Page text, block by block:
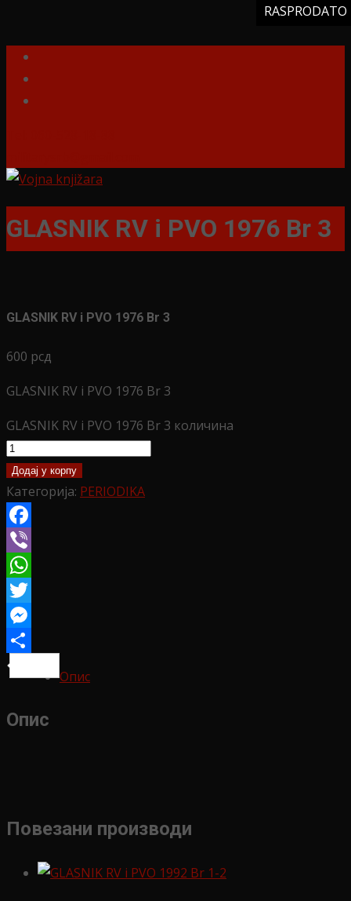
GLASNIK RV i PVO 1976 Br 3
GLASNIK RV i PVO 1976 Br 3
600 рсд
GLASNIK RV i PVO 1976 Br 3
GLASNIK RV i PVO 1976 Br 3 количина
Додај у корпу
Категорија: PERIODIKA
Facebook
Viber
WhatsApp
Twitter
Messenger
Опис
Опис
Повезани производи
RASPRODATO
RASPRODATO
RASPRODATO
RASPRODATO